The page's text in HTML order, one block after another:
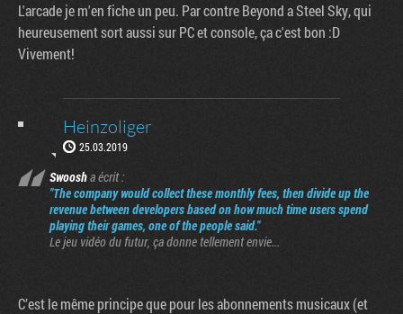
L'arcade je m'en fiche un peu. Par contre Beyond a Steel Sky, qui
heureusement sort aussi sur PC et console, ça c'est bon :D
Vivement!
Heinzoliger
25.03.2019
Swoosha écrit :
"The company would collect these monthly fees, then divide up the
revenue between developers based on how much time users spend
playing their games, one of the people said."
Le jeu vidéo du futur, ça donne tellement envie...
C’est le même principe que pour les abonnements musicaux (et